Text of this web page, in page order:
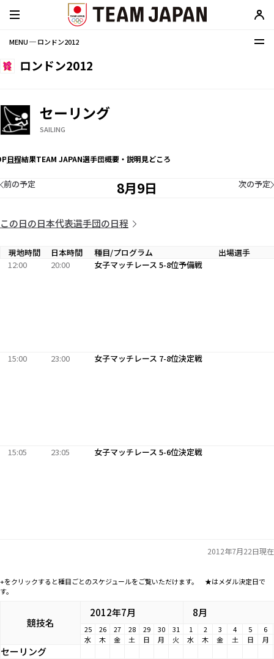
MENU ─ ロンドン2012
ロンドン2012
セーリング
SAILING
日程結果TEAM JAPAN選手団概要・説明見どころ
8月9日
前の予定 次の予定
この日の日本代表選手団の日程
現地時間 日本時間 種目/プログラム
出場選手
12:00
20:00 女子マッチレース 5-8位予備戦
15:00 23:00 女子マッチレース 7-8位決定戦
15:05 23:05 女子マッチレース 5-6位決定戦
2012年7月22日現在
+をクリックすると種目ごとのスケジュールをご覧いただけます。 ★はメダル決定日で
す。
競技名
2012年7月 8月
25 26 27 28 29 30 31 1 2 3 4 5
6
水
木 金 土 日 月 火 水 木 金 土 日 月
セーリング